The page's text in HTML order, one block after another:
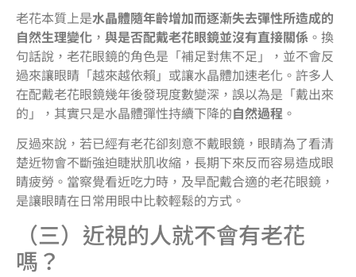
老花本質上是水晶體隨年齡增加而逐漸失去彈性所造成的
自然生理變化 ， 與是否配戴老花眼鏡並沒有直接關係 。換
句話說，老花眼鏡的角色是「補足對焦不足」，並不會反
過來讓眼睛「越來越依賴」或讓水晶體加速老化。許多人
在配戴老花眼鏡幾年後發現度數變深，誤以為是「戴出來
的」，其實只是水晶體彈性持續下降的自然過程 。
反過來說，若已經有老花卻刻意不戴眼鏡，眼睛為了看清
楚近物會不斷強迫睫狀肌收縮，長期下來反而容易造成眼
睛疲勞。當察覺看近吃力時，及早配戴合適的老花眼鏡，
是讓眼睛在日常用眼中比較輕鬆的方式。
（三）近視的人就不會有老花
嗎？